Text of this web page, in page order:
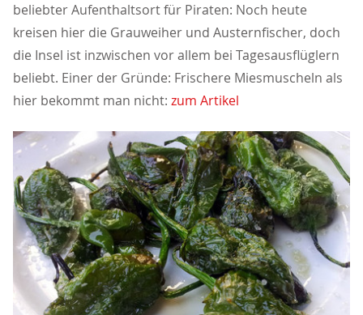
beliebter Aufenthaltsort für Piraten: Noch heute
kreisen hier die Grauweiher und Austernfischer, doch
die Insel ist inzwischen vor allem bei Tagesausflüglern
beliebt. Einer der Gründe: Frischere Miesmuscheln als
hier bekommt man nicht: zum Artikel